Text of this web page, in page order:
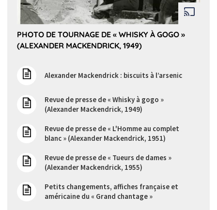
PHOTO DE TOURNAGE DE « WHISKY À GOGO »
(ALEXANDER MACKENDRICK, 1949)
Alexander Mackendrick : biscuits à l’arsenic
Revue de presse de « Whisky à gogo »
(Alexander Mackendrick, 1949)
Revue de presse de « L'Homme au complet
blanc » (Alexander Mackendrick, 1951)
Revue de presse de « Tueurs de dames »
(Alexander Mackendrick, 1955)
Petits changements, affiches française et
américaine du « Grand chantage »